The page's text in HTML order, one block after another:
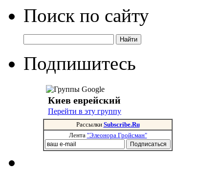
Поиск по сайту
Подпишитесь
Киев еврейский
Перейти в эту группу
Рассылки Subscribe.Ru
Лента "Элеонора Гройсман"